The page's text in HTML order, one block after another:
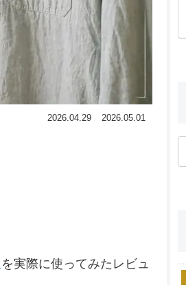
2026.04.29 2026.05.01
を実際に使ってみたレビュ